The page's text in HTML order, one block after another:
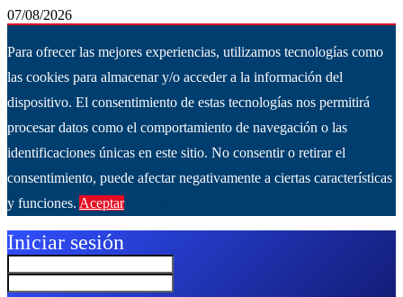
07/08/2026
Para ofrecer las mejores experiencias, utilizamos tecnologías como
las cookies para almacenar y/o acceder a la información del
dispositivo. El consentimiento de estas tecnologías nos permitirá
procesar datos como el comportamiento de navegación o las
identificaciones únicas en este sitio. No consentir o retirar el
consentimiento, puede afectar negativamente a ciertas características
y funciones. Aceptar
Iniciar sesión